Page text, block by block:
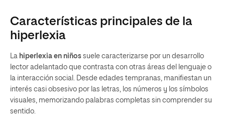
Características principales de la
hiperlexia
La hiperlexia en niños suele caracterizarse por un desarrollo
lector adelantado que contrasta con otras áreas del lenguaje o
la interacción social. Desde edades tempranas, manifiestan un
interés casi obsesivo por las letras, los números y los símbolos
visuales, memorizando palabras completas sin comprender su
sentido.